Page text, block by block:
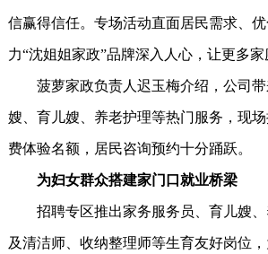
信赢得信任。专场活动直面居民需求、
力“沈姐姐家政”品牌深入人心，让更多家
菠萝家政负责人迟玉梅介绍，公司带
嫂、育儿嫂、养老护理等热门服务，现
费体验名额，居民咨询预约十分踊跃。
为妇女群众搭建家门口就业桥梁
招聘专区推出家务服务员、育儿嫂、
及清洁师、收纳整理师等生育友好岗位